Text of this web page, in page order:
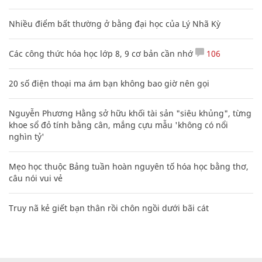
Nhiều điểm bất thường ở bằng đại học của Lý Nhã Kỳ
Các công thức hóa học lớp 8, 9 cơ bản cần nhớ 106
20 số điện thoại ma ám bạn không bao giờ nên gọi
Nguyễn Phương Hằng sở hữu khối tài sản "siêu khủng", từng
khoe sổ đỏ tính bằng cân, mắng cựu mẫu 'không có nổi
nghìn tỷ'
Mẹo học thuộc Bảng tuần hoàn nguyên tố hóa học bằng thơ,
câu nói vui vẻ
Truy nã kẻ giết bạn thân rồi chôn ngồi dưới bãi cát